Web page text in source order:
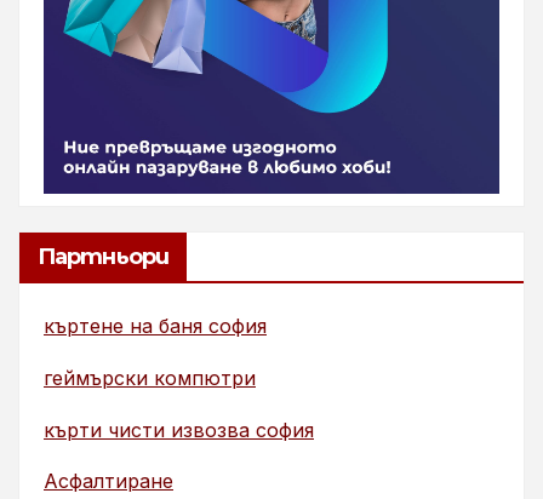
Партньори
къртене на баня софия
геймърски компютри
кърти чисти извозва софия
Асфалтиране